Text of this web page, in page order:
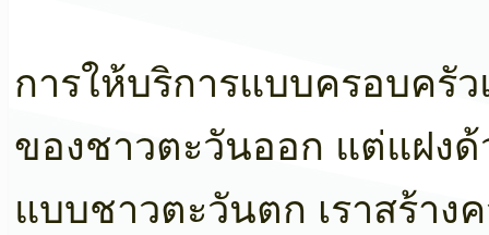
การให้บริการแบบครอบครั
ของชาวตะวันออก แต่แฝง
แบบชาวตะวันตก เราสร้า